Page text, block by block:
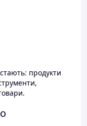
продукти